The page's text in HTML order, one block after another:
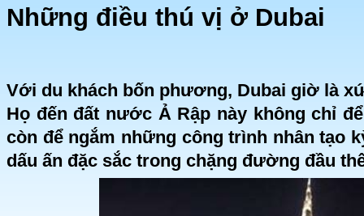
Những điều thú vị ở Dubai
Với du khách bốn phương, Dubai giờ là
Họ đến đất nước Ả Rập này không chỉ
còn để ngắm những công trình nhân tạo
dấu ấn đặc sắc trong chặng đường đầu